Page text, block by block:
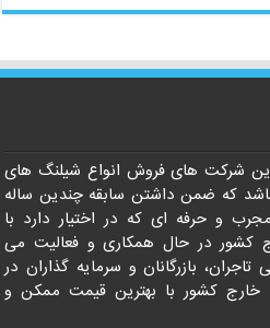
شرکت های فروش انواع شیلنگ های
که ضمن داشتن سابقه چندین ساله
و حرفه ای که در اختیار دارد با
کشور در حال همکاری و فعالیت می
بازرگانان و سرمایه گذاران در
خارج کشور با بهترین قیمت ممکن و